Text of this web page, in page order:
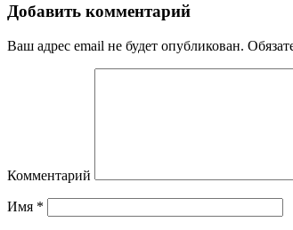
Добавить комментарий
Ваш адрес email не будет опубликован.
Комментарий
Имя *